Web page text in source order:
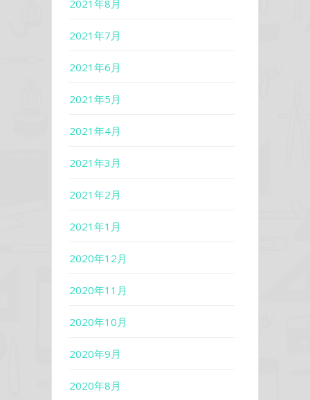
2021年8月
2021年7月
2021年6月
2021年5月
2021年4月
2021年3月
2021年2月
2021年1月
2020年12月
2020年11月
2020年10月
2020年9月
2020年8月